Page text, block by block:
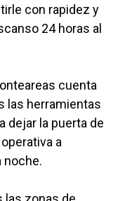
con rapidez y
24 horas al
cuenta
las herramientas
dejar la puerta de
a
noche.